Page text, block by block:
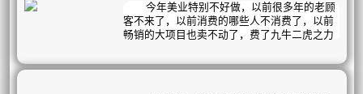
利模式！
今年美业特别不好做，以前很多年的老顾
客不来了，以前消费的哪些人不消费了，以前
畅销的大项目也卖不动了，费了九牛二虎之力
了，有质量的新客没有了……是什么导致的？